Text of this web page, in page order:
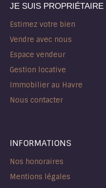
JE SUIS PROPRIÉTAIRE
Estimez votre bien
Vendre avec nous
Espace vendeur
Gestion locative
Immobilier au Havre
Nous contacter
INFORMATIONS
Nos honoraires
Mentions légales